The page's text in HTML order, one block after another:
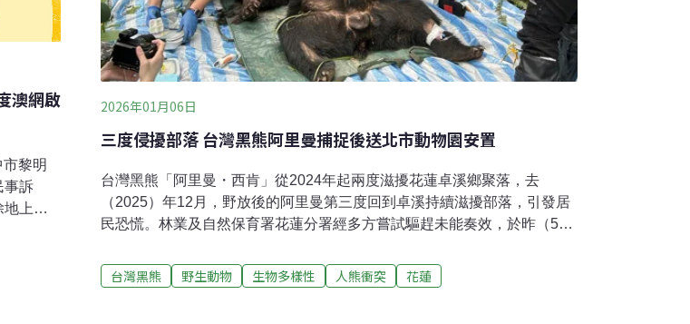
澳網啟
黎明
事訴
地上
嘉義
域集中
2026年01月06日
三度侵擾部落 台灣黑熊阿里曼捕捉後送北市動物園安置
台灣黑熊「阿里曼・西肯」從2024年起兩度滋擾花蓮卓溪鄉聚落，去
（2025）年12月，野放後的阿里曼第三度回到卓溪持續滋擾部落，引發居
民恐慌。林業及自然保育署花蓮分署經多方嘗試驅趕未能奏效，於昨（5）
保署與部落族人合作捕熊 送台北動物園安置林保署花蓮分署今（6）日透過
新聞稿表示，由於阿里曼持續於部落周邊活動，加上不時掠食家禽，已引
台灣黑熊 野生動物 生物多樣性 人熊衝突 花蓮